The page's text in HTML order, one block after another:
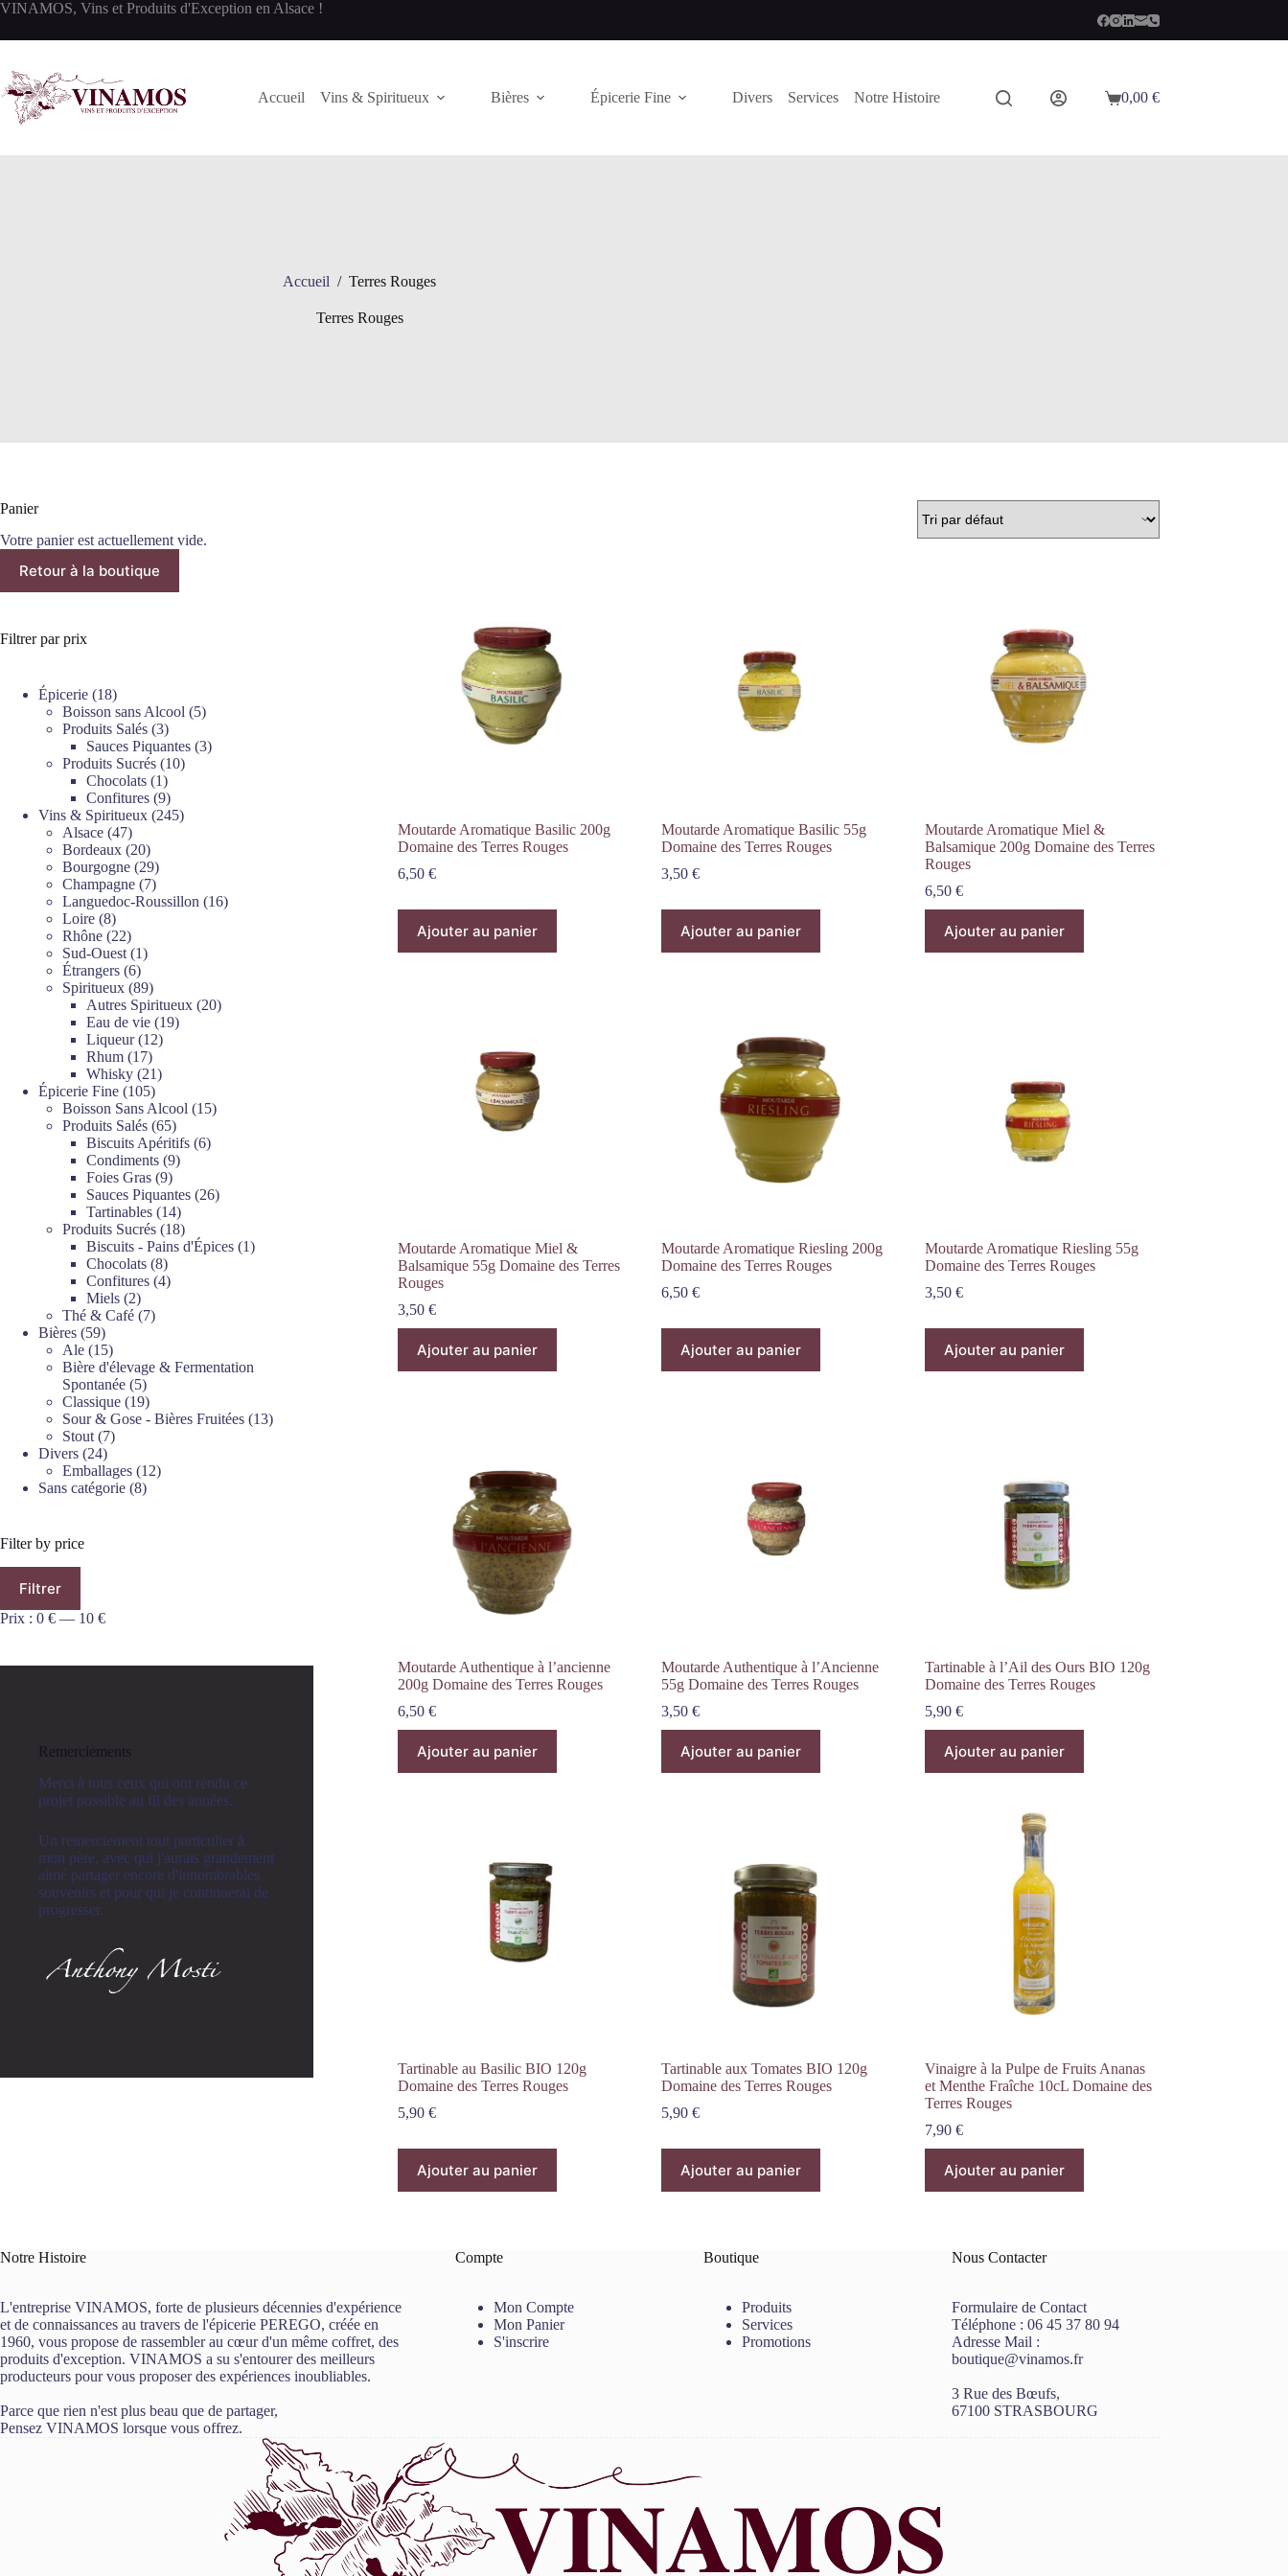
Passer
contenu
VINAMOS, Vins et Produits d'Exception en Alsace !
Accueil Vins & Spiritueux Bières Épicerie Fine Divers Services Notre Histoire
Panier
0,00 €
Accueil / Terres Rouges
Terres Rouges
Moutarde Aromatique Basilic 200g
Domaine des Terres Rouges
6,50 €
Ajouter au panier
Moutarde Aromatique Basilic 55g
Domaine des Terres Rouges
3,50 €
Ajouter au panier
Moutarde Aromatique Miel &
Balsamique 200g Domaine des Terres
Rouges
6,50 €
Ajouter au panier
Moutarde Aromatique Miel &
Balsamique 55g Domaine des Terres
Rouges
3,50 €
Ajouter au panier
Moutarde Aromatique Riesling 200g
Domaine des Terres Rouges
6,50 €
Ajouter au panier
Moutarde Aromatique Riesling 55g
Domaine des Terres Rouges
3,50 €
Ajouter au panier
Moutarde Authentique à l’ancienne
200g Domaine des Terres Rouges
6,50 €
Ajouter au panier
Moutarde Authentique à l’Ancienne
55g Domaine des Terres Rouges
3,50 €
Ajouter au panier
Tartinable à l’Ail des Ours BIO 120g
Domaine des Terres Rouges
5,90 €
Ajouter au panier
Tartinable au Basilic BIO 120g
Domaine des Terres Rouges
5,90 €
Ajouter au panier
Tartinable aux Tomates BIO 120g
Domaine des Terres Rouges
5,90 €
Ajouter au panier
Vinaigre à la Pulpe de Fruits Ananas
et Menthe Fraîche 10cL Domaine des
Terres Rouges
7,90 €
Ajouter au panier
Panier
Votre panier est actuellement vide.
Retour à la boutique
Filtrer par prix
Épicerie 1818
produits
Boisson sans Alcool 55
Produits Salés 33
produits
Sauces Piquantes 33
Produits Sucrés 1010
Chocolats 11
produit
Confitures 99
produits
Vins & Spiritueux 245245
Alsace 4747
produits
Bordeaux 2020
produits
Bourgogne 2929
produits
Champagne 77
produits
Languedoc-Roussillon 1616
Loire 88
produits
Rhône 2222
produits
Sud-Ouest 11
Étrangers 66
produits
Spiritueux 8989
produits
Autres Spiritueux 2020
Eau de vie 1919
Liqueur 1212
Rhum 1717
produits
Whisky 2121
Épicerie Fine 105105
produits
Boisson Sans Alcool 1515
Produits Salés 6565
produits
Biscuits Apéritifs 66
Condiments 99
Foies Gras 99
produits
Sauces Piquantes 2626
Tartinables 1414
produits
Produits Sucrés 1818
produits
Biscuits - Pains d'Épices 11
Chocolats 88
produits
Confitures 44
Miels 22
produits
Thé & Café 77
Bières 5959
produits
Ale 1515
produits
Bière d'élevage & Fermentation
Spontanée 55
produits
Classique 1919
produits
Sour & Gose - Bières Fruitées 1313
Stout 77
Divers 2424
produits
Emballages 1212
Sans catégorie 88
Filter by price
min
maxFiltrer
Prix : 0 € — 10 €
Remerciements
Merci à tous ceux qui ont rendu ce
projet possible au fil des années.
Un remerciement tout particulier à
mon père, avec qui j'aurais grandement
aimé partager encore d'innombrables
souvenirs et pour qui je continuerai de
progresser.
Notre Histoire
L'entreprise VINAMOS, forte de plusieurs décennies d'expérience
et de connaissances au travers de l'épicerie PEREGO, créée en
1960, vous propose de rassembler au cœur d'un même coffret, des
produits d'exception. VINAMOS a su s'entourer des meilleurs
producteurs pour vous proposer des expériences inoubliables.
Parce que rien n'est plus beau que de partager,
Pensez VINAMOS lorsque vous offrez.
Compte
Mon Compte
Mon Panier
S'inscrire
Boutique
Produits
Services
Promotions
Nous Contacter
Formulaire de Contact
Téléphone :06 45 37 80 94
Adresse Mail :
boutique@vinamos.fr
3 Rue des Bœufs,
67100 STRASBOURG